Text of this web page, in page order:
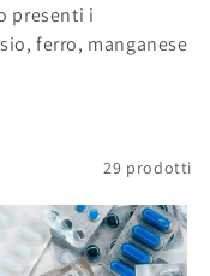
presenti i
ferro, manganese
29 prodotti